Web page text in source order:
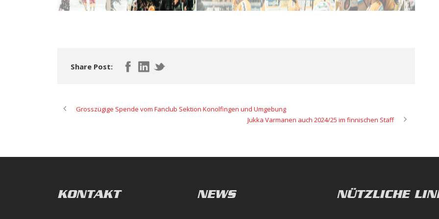
Share Post:
Grosszügige Spende vom Fanclub Sektion Konolfingen und Umgebung
Jukka Varmanen auch 2024/25 im finnischen Staff
KONTAKT NEWS NÜTZLICHE